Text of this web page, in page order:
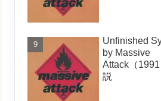
Unfinished
by Massive
Attack（
説